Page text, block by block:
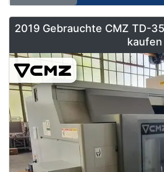
2019 Gebrauchte CMZ TD-
kaufen